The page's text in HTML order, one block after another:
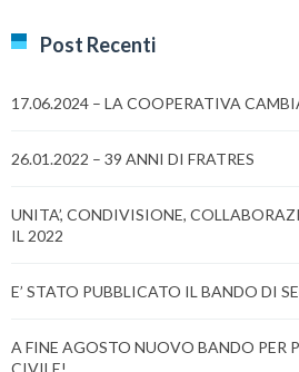
Post Recenti
17.06.2024 – LA COOPERATIVA
26.01.2022 – 39 ANNI DI FRATRES
UNITA’, CONDIVISIONE,
IL 2022
E’ STATO PUBBLICATO IL BANDO DI
A FINE AGOSTO NUOVO BANDO PER